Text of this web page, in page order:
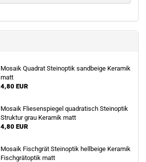
Mosaik Quadrat Steinoptik sandbeige Keramik
matt
4,80 EUR
Mosaik Fliesenspiegel quadratisch Steinoptik
Struktur grau Keramik matt
4,80 EUR
Mosaik Fischgrät Steinoptik hellbeige Keramik
Fischgrätoptik matt